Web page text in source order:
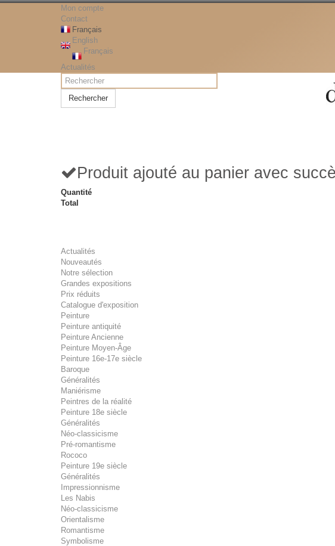
Mon compte
Contact
Français
English
Français
Actualités
Rechercher
Produit ajouté au panier avec
Quantité
Total
Actualités
Nouveautés
Notre sélection
Grandes expositions
Prix réduits
Catalogue d'exposition
Peinture
Peinture antiquité
Peinture Ancienne
Peinture Moyen-Âge
Peinture 16e-17e siècle
Baroque
Généralités
Maniérisme
Peintres de la réalité
Peinture 18e siècle
Généralités
Néo-classicisme
Pré-romantisme
Rococo
Peinture 19e siècle
Généralités
Impressionnisme
Les Nabis
Néo-classicisme
Orientalisme
Romantisme
Symbolisme